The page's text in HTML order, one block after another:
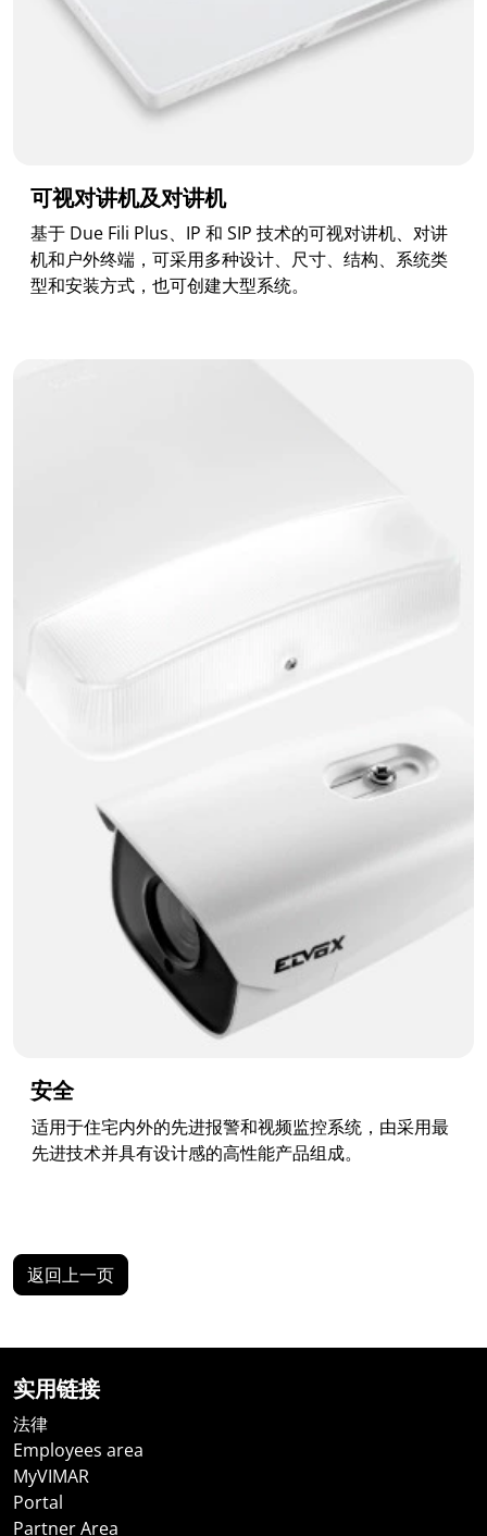
可视对讲机及对讲机
基于 Due Fili Plus、IP 和 SIP 技术的可视对讲机、对讲
机和户外终端，可采用多种设计、尺寸、结构、系统类
型和安装方式，也可创建大型系统。
安全
适用于住宅内外的先进报警和视频监控系统，由采用最
先进技术并具有设计感的高性能产品组成。
返回上一页
实用链接
法律
Employees area
MyVIMAR
Portal
Partner Area